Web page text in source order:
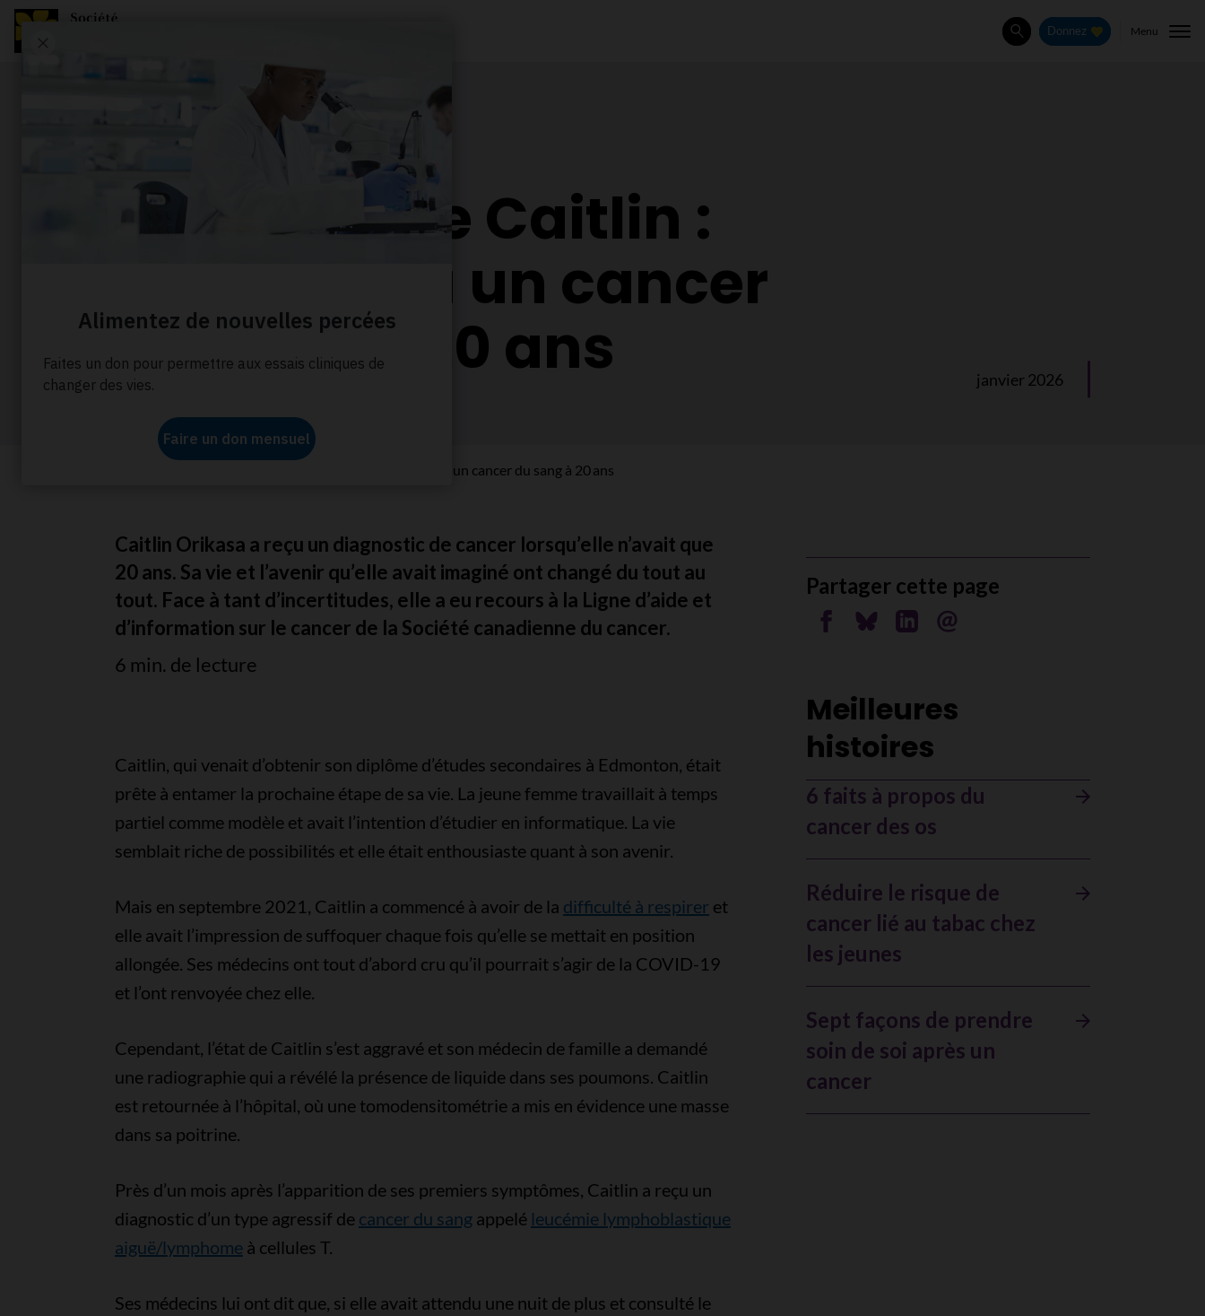
Rechercher
Donnez Menu
L’histoire de Caitlin :
Faire face à un cancer
du sang à 20 ans
janvier 2026
Faire face à un cancer du sang à 20 ans
Caitlin Orikasa a reçu un diagnostic de cancer lorsqu’elle n’avait que
20 ans. Sa vie et l’avenir qu’elle avait imaginé ont changé du tout au
tout. Face à tant d’incertitudes, elle a eu recours à la Ligne d’aide et
d’information sur le cancer de la Société canadienne du cancer.
6 min. de lecture
Caitlin, qui venait d’obtenir son diplôme d’études secondaires à Edmonton, était
prête à entamer la prochaine étape de sa vie. La jeune femme travaillait à temps
partiel comme modèle et avait l’intention d’étudier en informatique. La vie
semblait riche de possibilités et elle était enthousiaste quant à son avenir.
Mais en septembre 2021, Caitlin a commencé à avoir de la difficulté à respirer et
elle avait l’impression de suffoquer chaque fois qu’elle se mettait en position
allongée. Ses médecins ont tout d’abord cru qu’il pourrait s’agir de la COVID-19
et l’ont renvoyée chez elle.
Cependant, l’état de Caitlin s’est aggravé et son médecin de famille a demandé
une radiographie qui a révélé la présence de liquide dans ses poumons. Caitlin
est retournée à l’hôpital, où une tomodensitométrie a mis en évidence une masse
dans sa poitrine.
Près d’un mois après l’apparition de ses premiers symptômes, Caitlin a reçu un
diagnostic d’un type agressif de cancer du sangappelé leucémie lymphoblastique
aiguë/lymphomeà cellules T.
Ses médecins lui ont dit que, si elle avait attendu une nuit de plus et consulté le
Partager cette page
Partager sur Facebook
Partager sur Bluesky
Partager sur Linkedin
Envoyer par courriel
Meilleures
histoires
6 faits à propos du
cancer des os
Réduire le risque de
cancer lié au tabac chez
les jeunes
Sept façons de prendre
soin de soi après un
cancer